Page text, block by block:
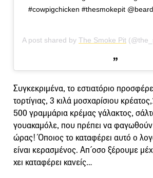
#cowpigchicken #thesmokepit
A post shared by The Smoke Pit
Συγκεκριμένα, το εστιατόριο
τορτίγιας, 3 κιλά μοσχαρίσιου
500 γραμμάρια κρέμας γάλακτος,
γουακαμόλε, που πρέπει να φαγωθούν
ώρας! Όποιος το καταφέρει αυτό ο
είναι κερασμένος. Απ΄οσο ξέρουμε
χει καταφέρει κανείς…